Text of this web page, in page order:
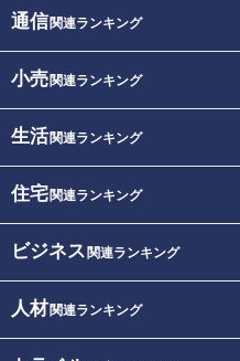
通信関連ランキング
小売関連ランキング
生活関連ランキング
住宅関連ランキング
ビジネス 関連ランキング
人材関連ランキング